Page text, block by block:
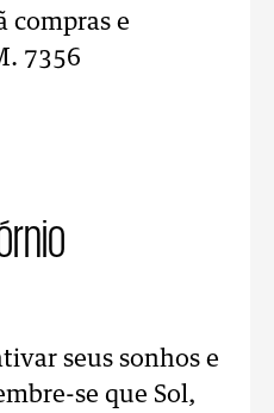
compras e
7356
seus sonhos e
se que Sol,